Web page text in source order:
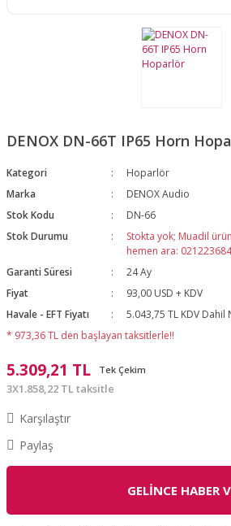
DENOX DN-66T IP65 Horn
Kategori
Hoparlör
Marka
DENOX Audio
Stok Kodu
DN-66
Stok Durumu
Stokta yok; Muadil
hemen ara:
Garanti Süresi
24 Ay
Fiyat
93,00 USD + KDV
Havale - EFT Fiyatı
5.043,75 TL KDV Dahil
* 973,36 TL den başlayan taksitlerle!!
5.309,21 TL Tek Çekim
3X1.858,22 TL taksitle
Karşılaştır
Paylaş
GELİNCE HABER